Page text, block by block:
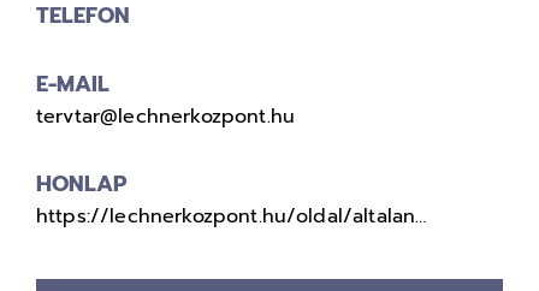
TELEFON
E-MAIL
tervtar@lechnerkozpont.hu
HONLAP
https://lechnerkozpont.hu/oldal/altalan…